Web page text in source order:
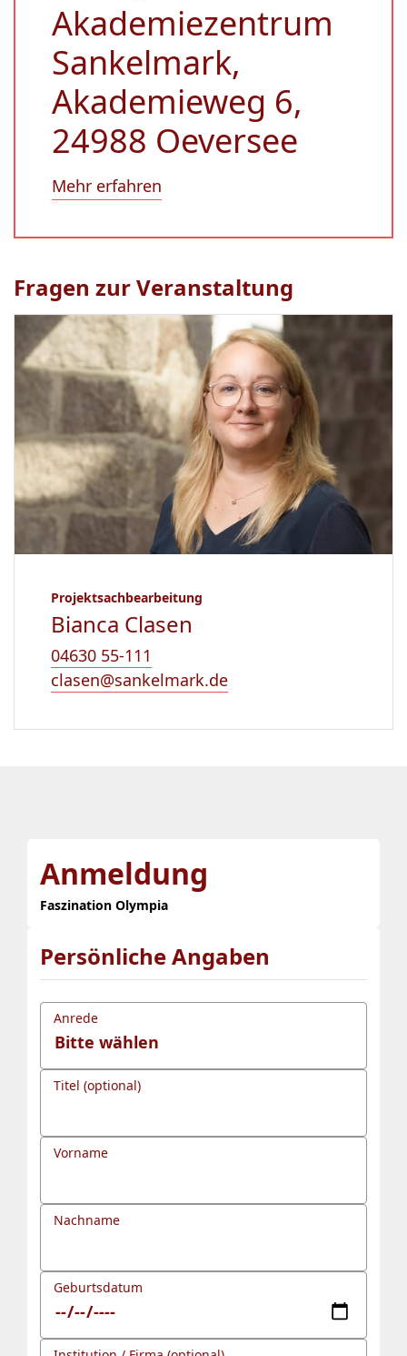
Akademiezentrum
Sankelmark,
Akademieweg 6,
24988 Oeversee
Mehr erfahren
Fragen zur Veranstaltung
Projektsachbearbeitung
Bianca Clasen
04630 55-111
clasen@sankelmark.de
Anmeldung
Faszination Olympia
Persönliche Angaben
Anrede
Titel (optional)
Vorname
Nachname
Geburtsdatum